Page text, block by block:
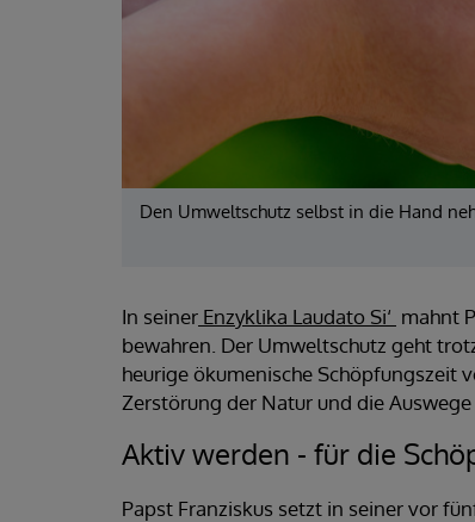
Den Umweltschutz selbst in die Hand
In seiner Enzyklika Laudato Si‘ mahnt
bewahren. Der Umweltschutz geht
heurige ökumenische Schöpfungszeit
Zerstörung der Natur und die
Aktiv werden - für die
Papst Franziskus setzt in seiner vor